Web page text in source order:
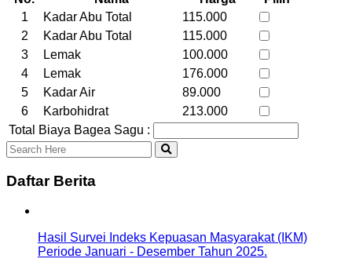
1
Kadar Abu Total
115.000
2
Kadar Abu Total
115.000
3
Lemak
100.000
4
Lemak
176.000
5
Kadar Air
89.000
6
Karbohidrat
213.000
Total Biaya Bagea Sagu :
Daftar Berita
Hasil Survei Indeks Kepuasan Masyarakat (IKM)
Periode Januari - Desember Tahun 2025.